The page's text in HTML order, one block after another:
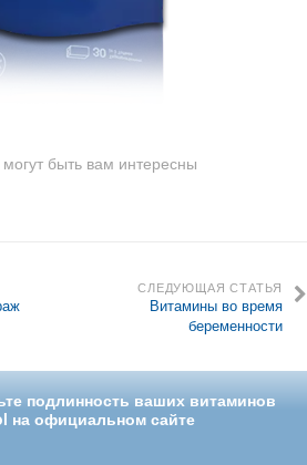
могут быть вам интересны
СЛЕДУЮЩАЯ СТАТЬЯ
Витамины во время
беременности
подлинность ваших витаминов
на официальном сайте